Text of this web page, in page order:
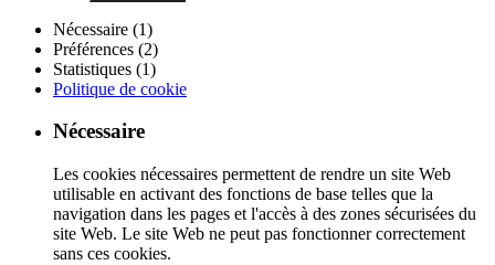
Nécessaire (1)
Préférences (2)
Statistiques (1)
Politique de cookie
Nécessaire
Les cookies nécessaires permettent de rendre un site Web
utilisable en activant des fonctions de base telles que la
navigation dans les pages et l'accès à des zones sécurisées du
site Web. Le site Web ne peut pas fonctionner correctement
sans ces cookies.